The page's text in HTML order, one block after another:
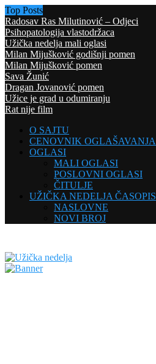
Top Posts
Radosav Ras Milutinović – Odjeci
Psihopatologija vlastodržaca
Užička nedelja mali oglasi
Milan Mijušković godišnji pomen
Milan Mijušković pomen
Sava Žunić
Dragan Jovanović pomen
Užice je grad u odumiranju
Rat nije film
O SAJTU
CENOVNIK OGLAŠAVANJA
OGLASI
MALI OGLASI
POSLOVNI OGLASI
ČITULJE
UŽIČKA NEDELJA ČASOPIS
NASLOVNE
NOVI BROJ